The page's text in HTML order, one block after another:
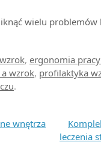
wielu problemów
, ergonomia
wzrok, profilaktyka
.
wnętrza
leczenia